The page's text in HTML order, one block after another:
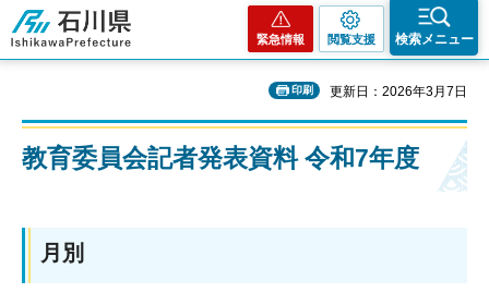
石川県
緊急情報 閲覧支援 検索メニュー
印刷 更新日：2026年3月7日
教育委員会記者発表資料 令和7年度
月別